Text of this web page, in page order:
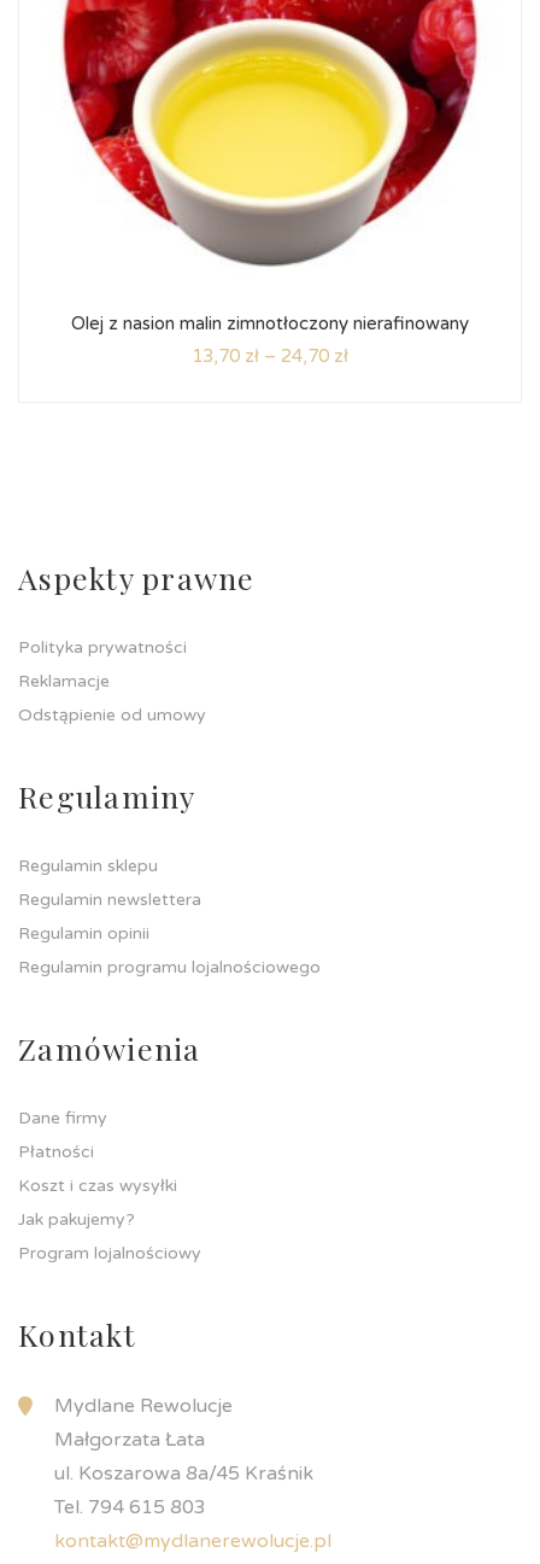
Olej z nasion malin zimnotłoczony nierafinowany
13,70 zł – 24,70 zł
Aspekty prawne
Polityka prywatności
Reklamacje
Odstąpienie od umowy
Regulaminy
Regulamin sklepu
Regulamin newslettera
Regulamin opinii
Regulamin programu lojalnościowego
Zamówienia
Dane firmy
Płatności
Koszt i czas wysyłki
Jak pakujemy?
Program lojalnościowy
Kontakt
Mydlane Rewolucje
Małgorzata Łata
ul. Koszarowa 8a/45 Kraśnik
Tel. 794 615 803
kontakt@mydlanerewolucje.pl